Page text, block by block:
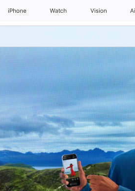
iPhone Watch Vision
日常课程